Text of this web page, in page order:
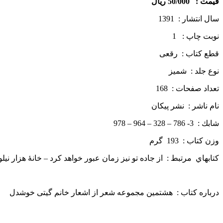
سال انتشار : 1391
نوبت چاپ : 1
قطع كتاب : رقعی
نوع جلد : شمیز
تعداد صفحات : 168
نام ناشر : نشر پيكان
شابك : 3- 786 – 328 – 964 – 978
وزن كتاب : 193 گرم
كتاب­هاي مرتبط : از جاده تو نیز زمان عبور خواهد کرد – خانۀ هزار
درباره كتاب : هشتمین مجموعه شعر از اشعار خانم گیتی خوشدل